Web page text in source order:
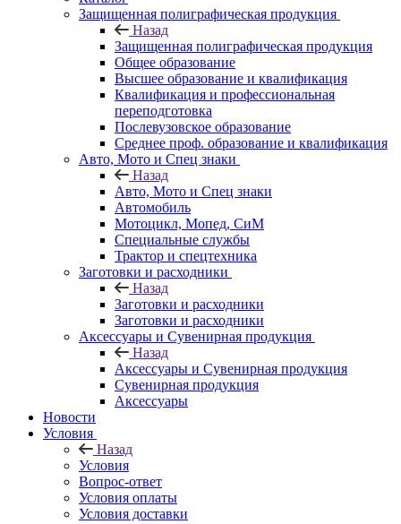
Защищенная полиграфическая продукция
Назад
Защищенная полиграфическая продукция
Общее образование
Высшее образование и квалификация
Квалификация и профессиональная
переподготовка
Послевузовское образование
Среднее проф. образование и квалификация
Авто, Мото и Спец знаки
Назад
Авто, Мото и Спец знаки
Автомобиль
Мотоцикл, Мопед, СиМ
Специальные службы
Трактор и спецтехника
Заготовки и расходники
Назад
Заготовки и расходники
Заготовки и расходники
Аксессуары и Сувенирная продукция
Назад
Аксессуары и Сувенирная продукция
Сувенирная продукция
Аксессуары
Новости
Условия
Назад
Условия
Вопрос-ответ
Условия оплаты
Условия доставки